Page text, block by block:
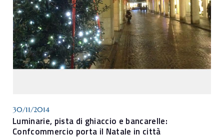
30/11/2014
Luminarie, pista di ghiaccio e bancarelle:
Confcommercio porta il Natale in città